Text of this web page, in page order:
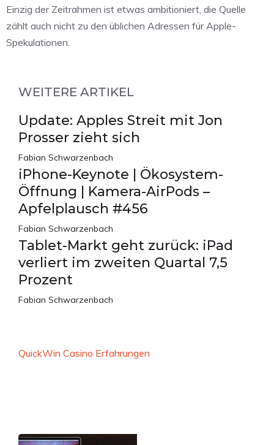
Einzig der Zeitrahmen ist etwas ambitioniert, die Quelle
zählt auch nicht zu den üblichen Adressen für Apple-
Spekulationen.
WEITERE ARTIKEL
Update: Apples Streit mit Jon
Prosser zieht sich
Fabian Schwarzenbach
iPhone-Keynote | Ökosystem-
Öffnung | Kamera-AirPods –
Apfelplausch #456
Fabian Schwarzenbach
Tablet-Markt geht zurück: iPad
verliert im zweiten Quartal 7,5
Prozent
Fabian Schwarzenbach
QuickWin Casino Erfahrungen